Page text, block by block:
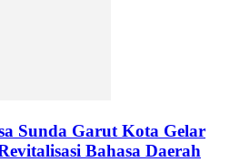
Sunda Garut Kota Gelar
Bahasa Daerah